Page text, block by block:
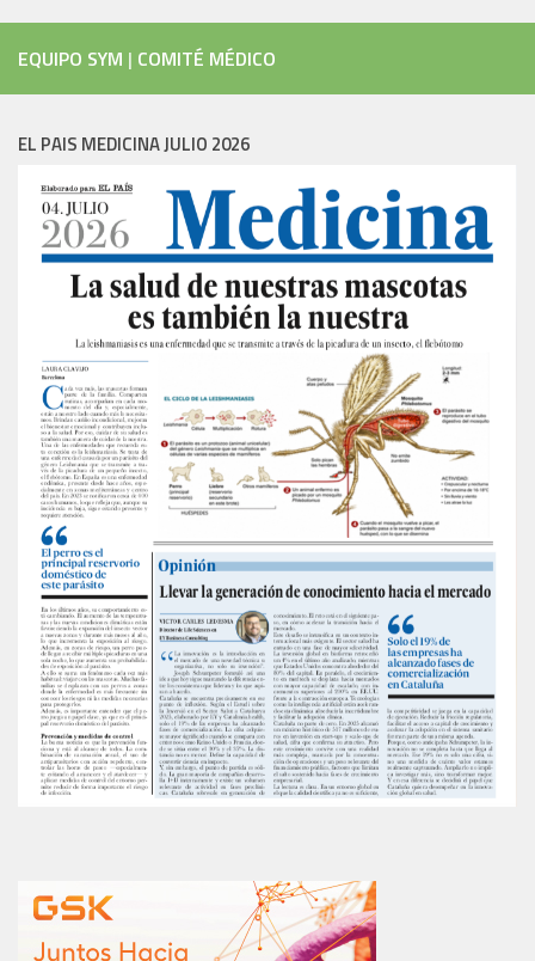
EQUIPO SYM | COMITÉ MÉDICO
EL PAIS MEDICINA JULIO 2026